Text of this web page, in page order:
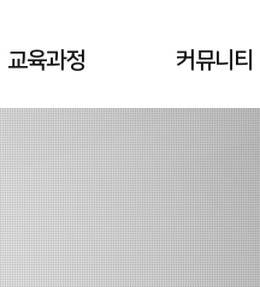
교육과정 커뮤니티